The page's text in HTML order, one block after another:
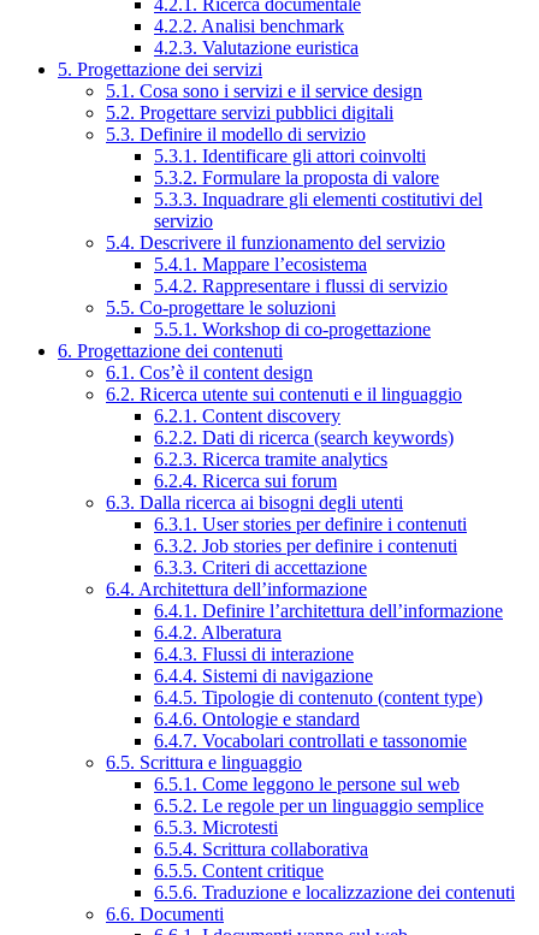
4.2.1. Ricerca documentale
4.2.2. Analisi benchmark
4.2.3. Valutazione euristica
5. Progettazione dei servizi
5.1. Cosa sono i servizi e il service design
5.2. Progettare servizi pubblici digitali
5.3. Definire il modello di servizio
5.3.1. Identificare gli attori coinvolti
5.3.2. Formulare la proposta di valore
5.3.3. Inquadrare gli elementi costitutivi del
servizio
5.4. Descrivere il funzionamento del servizio
5.4.1. Mappare l’ecosistema
5.4.2. Rappresentare i flussi di servizio
5.5. Co-progettare le soluzioni
5.5.1. Workshop di co-progettazione
6. Progettazione dei contenuti
6.1. Cos’è il content design
6.2. Ricerca utente sui contenuti e il linguaggio
6.2.1. Content discovery
6.2.2. Dati di ricerca (search keywords)
6.2.3. Ricerca tramite analytics
6.2.4. Ricerca sui forum
6.3. Dalla ricerca ai bisogni degli utenti
6.3.1. User stories per definire i contenuti
6.3.2. Job stories per definire i contenuti
6.3.3. Criteri di accettazione
6.4. Architettura dell’informazione
6.4.1. Definire l’architettura dell’informazione
6.4.2. Alberatura
6.4.3. Flussi di interazione
6.4.4. Sistemi di navigazione
6.4.5. Tipologie di contenuto (content type)
6.4.6. Ontologie e standard
6.4.7. Vocabolari controllati e tassonomie
6.5. Scrittura e linguaggio
6.5.1. Come leggono le persone sul web
6.5.2. Le regole per un linguaggio semplice
6.5.3. Microtesti
6.5.4. Scrittura collaborativa
6.5.5. Content critique
6.5.6. Traduzione e localizzazione dei contenuti
6.6. Documenti